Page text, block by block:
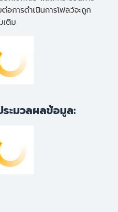
การดำเนินการโฟลว์จะถูก
เติม
ระมวลผลข้อมูล: